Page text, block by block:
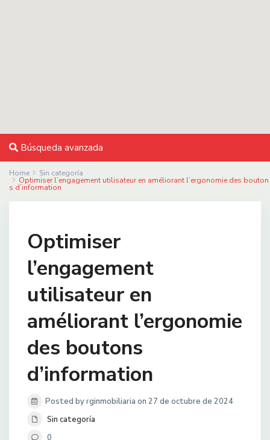
Búsqueda avanzada
Home Sin categoría
Optimiser l’engagement utilisateur en améliorant l’ergonomie des bouton
s d’information
Optimiser
l’engagement
utilisateur en
améliorant l’ergonomie
des boutons
d’information
Posted by rginmobiliaria on 27 de octubre de 2024
Sin categoría
0